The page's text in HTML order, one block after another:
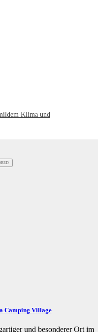
Klima und
Camping Village
und besonderer Ort im